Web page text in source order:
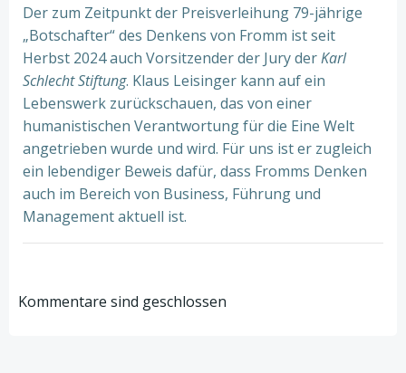
Der zum Zeitpunkt der Preisverleihung 79-jährige
„Botschafter“ des Denkens von Fromm ist seit
Herbst 2024 auch Vorsitzender der Jury derKarl
Schlecht Stiftung. Klaus Leisinger kann auf ein
Lebenswerk zurückschauen, das von einer
humanistischen Verantwortung für die Eine Welt
angetrieben wurde und wird. Für uns ist er zugleich
ein lebendiger Beweis dafür, dass Fromms Denken
auch im Bereich von Business, Führung und
Management aktuell ist.
Kommentare sind geschlossen